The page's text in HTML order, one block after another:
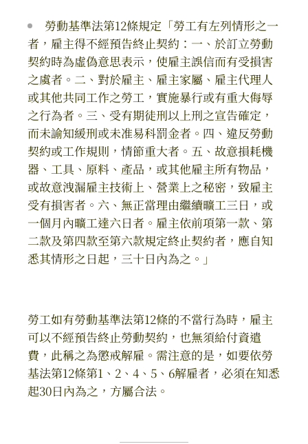
勞動基準法第12條規定「勞工有左列情形之一
者，雇主得不經預告終止契約：一、於訂立勞動
契約時為虛偽意思表示，使雇主誤信而有受損害
之虞者。二、對於雇主、雇主家屬、雇主代理人
或其他共同工作之勞工，實施暴行或有重大侮辱
之行為者。三、受有期徒刑以上刑之宣告確定，
而未諭知緩刑或未准易科罰金者。四、違反勞動
契約或工作規則，情節重大者。五、故意損耗機
器、工具、原料、產品，或其他雇主所有物品，
或故意洩漏雇主技術上、營業上之秘密，致雇主
受有損害者。六、無正當理由繼續曠工三日，或
一個月內曠工達六日者。雇主依前項第一款、第
二款及第四款至第六款規定終止契約者，應自知
悉其情形之日起，三十日內為之。」
勞工如有勞動基準法第12條的不當行為時，雇主
可以不經預告終止勞動契約，也無須給付資遣
費，此稱之為懲戒解雇。需注意的是，如要依勞
基法第12條第1、2、4、5、6解雇者，必須在知悉
起30日內為之，方屬合法。